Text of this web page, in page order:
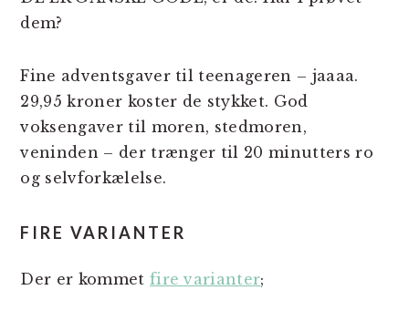
dem?
Fine adventsgaver til teenageren – jaaaa.
29,95 kroner koster de stykket. God
voksengaver til moren, stedmoren,
veninden – der trænger til 20 minutters ro
og selvforkælelse.
FIRE VARIANTER
Der er kommet fire varianter;